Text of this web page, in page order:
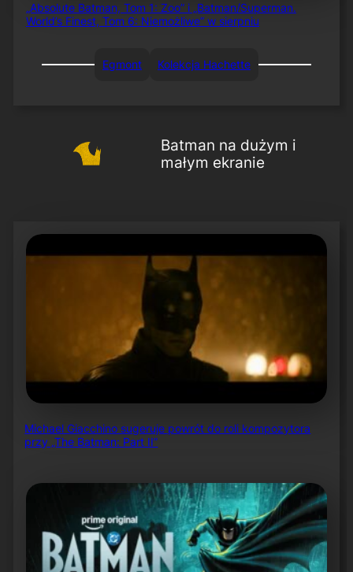
„Absolute Batman, Tom 1: Zoo” i „Batman/Superman.
World’s Finest, Tom 6: Niemożliwe” w sierpniu
Egmont Kolekcja Hachette
Batman na dużym i
małym ekranie
Michael Giacchino sugeruje powrót do roli kompozytora
przy „The Batman: Part II”